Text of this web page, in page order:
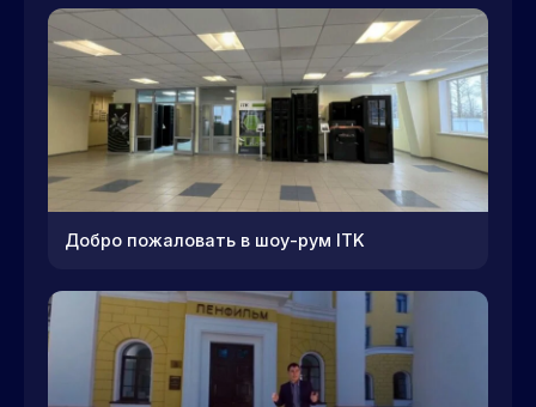
Добро пожаловать в шоу-рум ITK